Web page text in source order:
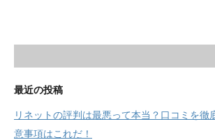
最近の投稿
リネットの評判は最悪って本当？口コミを徹
意事項はこれだ！